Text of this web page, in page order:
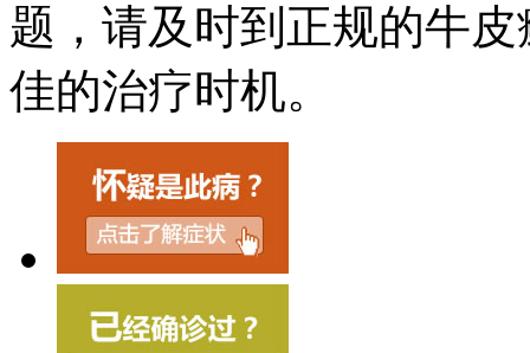
题，请及时到正规的牛
佳的治疗时机。